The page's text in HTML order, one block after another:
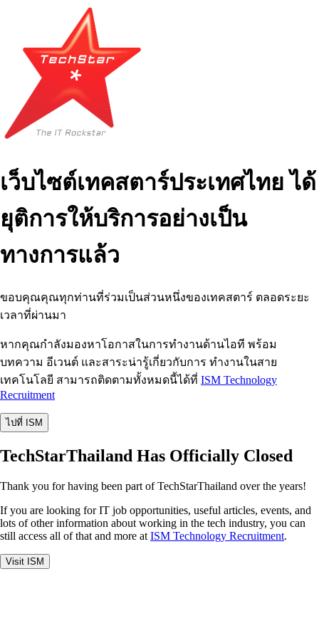
เว็บไซต์เทคสตาร์ประเทศไทย ได้
ยุติการให้บริการอย่างเป็น
ทางการแล้ว
ขอบคุณคุณทุกท่านที่ร่วมเป็นส่วนหนึ่งของเทคสตาร์ ตลอดระยะ
เวลาที่ผ่านมา
หากคุณกำลังมองหาโอกาสในการทำงานด้านไอที พร้อม
บทความ อีเวนต์ และสาระน่ารู้เกี่ยวกับการ ทำงานในสาย
เทคโนโลยี สามารถติดตามทั้งหมดนี้ได้ที่ ISM Technology
Recruitment
ไปที่ ISM
TechStarThailand Has Officially Closed
Thank you for having been part of TechStarThailand over the years!
If you are looking for IT job opportunities, useful articles, events, and
lots of other information about working in the tech industry, you can
still access all of that and more at ISM Technology Recruitment.
Visit ISM